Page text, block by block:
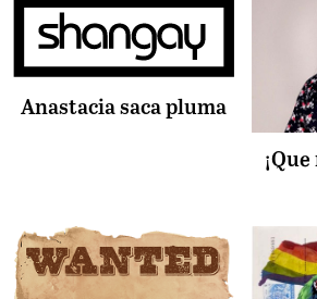
Anastacia saca pluma